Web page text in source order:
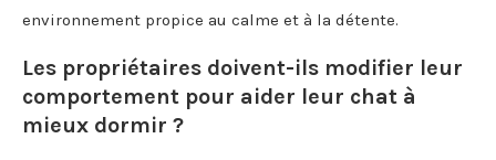
environnement propice au calme et à la détente.
Les propriétaires doivent-ils modifier leur
comportement pour aider leur chat à
mieux dormir ?